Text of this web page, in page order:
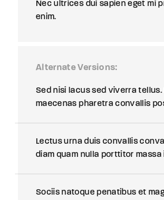
Nec ultrices dui sapien eget mi
enim.
Alternate Versions
Sed nisi lacus sed viverra tellus.
maecenas pharetra convallis
Lectus urna duis convallis
diam quam nulla porttitor massa
Sociis natoque penatibus et